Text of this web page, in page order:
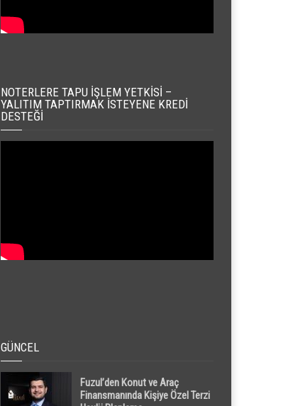
NOTERLERE TAPU İŞLEM YETKISI –
YALITIM TAPTIRMAK İSTEYENE KREDI
DESTEĞI
GÜNCEL
Fuzul’den Konut ve Araç
Finansmanında Kişiye Özel Terzi